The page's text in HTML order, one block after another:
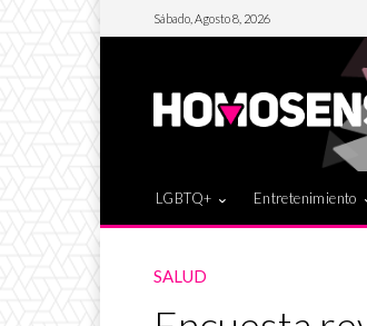
Sábado, Agosto 8, 2026
LGBTQ+ Entretenimiento
SALUD